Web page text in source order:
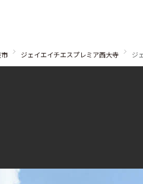
中国・四国 九州
ジェイエイチエスプレミア西大寺 ジ